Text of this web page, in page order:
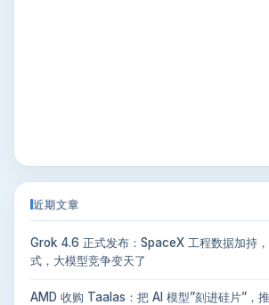
近期文章
Grok 4.6 正式发布：SpaceX 工程数据加持
式，大模型竞争变天了
AMD 收购 Taalas：把 AI 模型”刻进硅片”，